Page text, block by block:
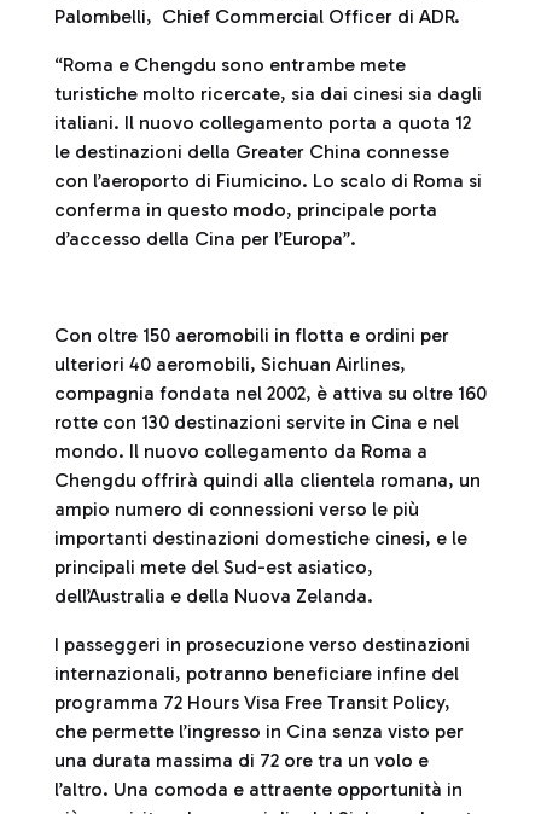
Palombelli, Chief Commercial Officer di ADR.
“Roma e Chengdu sono entrambe mete
turistiche molto ricercate, sia dai cinesi sia dagli
italiani. Il nuovo collegamento porta a quota 12
le destinazioni della Greater China connesse
con l’aeroporto di Fiumicino. Lo scalo di Roma si
conferma in questo modo, principale porta
d’accesso della Cina per l’Europa”.
Con oltre 150 aeromobili in flotta e ordini per
ulteriori 40 aeromobili, Sichuan Airlines,
compagnia fondata nel 2002, è attiva su oltre 160
rotte con 130 destinazioni servite in Cina e nel
mondo. Il nuovo collegamento da Roma a
Chengdu offrirà quindi alla clientela romana, un
ampio numero di connessioni verso le più
importanti destinazioni domestiche cinesi, e le
principali mete del Sud-est asiatico,
dell’Australia e della Nuova Zelanda.
I passeggeri in prosecuzione verso destinazioni
internazionali, potranno beneficiare infine del
programma 72 Hours Visa Free Transit Policy,
che permette l’ingresso in Cina senza visto per
una durata massima di 72 ore tra un volo e
l’altro. Una comoda e attraente opportunità in